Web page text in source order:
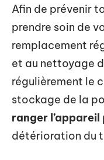
Afin de prévenir
prendre soin de
remplacement
et au nettoyage
régulièrement le
stockage de la
ranger l’appareil
détérioration du